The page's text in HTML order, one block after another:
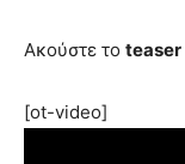
Ακούστε το teaser
[ot-video]